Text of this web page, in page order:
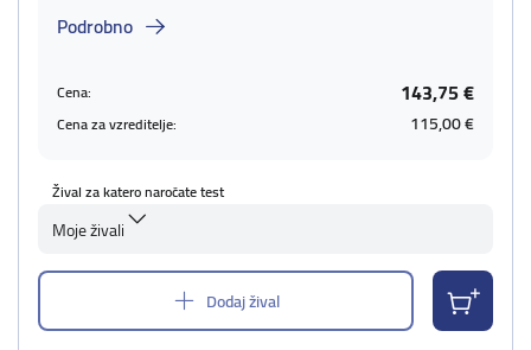
Podrobno
Cena: 143,75 €
Cena za vzreditelje: 115,00 €
Žival za katero naročate test
Moje živali
Dodaj žival